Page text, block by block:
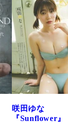
藤水咲桜『花
だまり』